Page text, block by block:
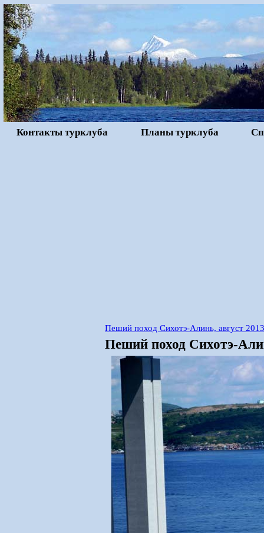
Контакты турклуба Планы турклуба
Пеший поход Сихотэ-Алинь, август
Пеший поход Сихотэ-